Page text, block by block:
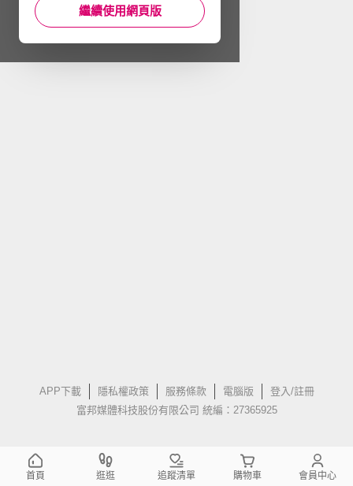
APP下載 隱私權政策 服務條款 電腦版
登入/註冊
富邦媒體科技股份有限公司 統編：27365925
繼續使用網頁版
首頁 逛逛 追蹤清單 購物車 會員中心